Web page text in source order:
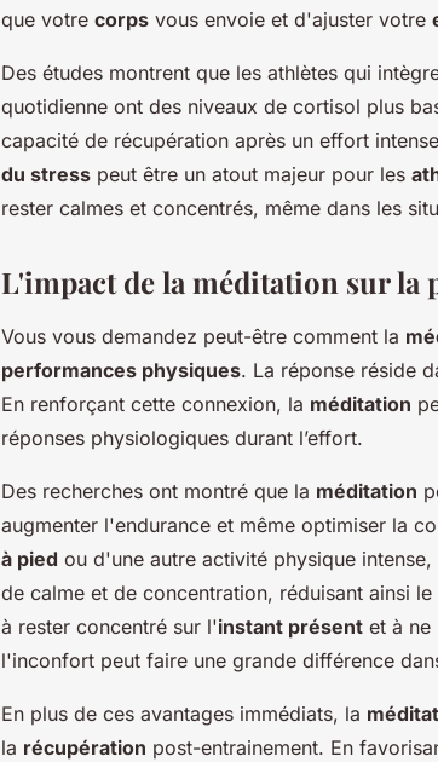
que votre corps vous envoie et d'ajuster votre
Des études montrent que les athlètes qui
quotidienne ont des niveaux de cortisol plus
capacité de récupération après un effort
du stress peut être un atout majeur pour les
rester calmes et concentrés, même dans les
L'impact de la méditation sur la
Vous vous demandez peut-être comment la
performances physiques. La réponse réside
En renforçant cette connexion, la méditation
réponses physiologiques durant l’effort.
Des recherches ont montré que la méditation
augmenter l'endurance et même optimiser la
à pied ou d'une autre activité physique intense,
de calme et de concentration, réduisant ainsi
à rester concentré sur l'instant présent et à ne
l'inconfort peut faire une grande différence
En plus de ces avantages immédiats, la
la récupération post-entrainement. En